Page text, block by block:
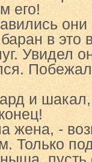
его!
в это
Увидел
и
жена, -
Только